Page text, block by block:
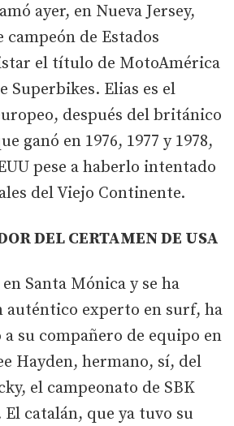
ayer, en Nueva Jersey,
de Estados
el título de MotoAmérica
Superbikes. Elias es el
después del británico
ganó en 1976, 1977 y 1978,
pese a haberlo intentado
del Viejo Continente.
DEL CERTAMEN DE USA
Santa Mónica y se ha
auténtico experto en surf, ha
su compañero de equipo en
Hayden, hermano, sí, del
el campeonato de SBK
catalán, que ya tuvo su